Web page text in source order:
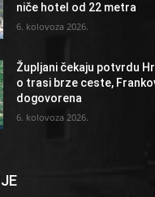
niče hotel od 22 metra
6. kolovoza 2026.
Župljani čekaju potvrdu
o trasi brze ceste,
dogovorena
6. kolovoza 2026.